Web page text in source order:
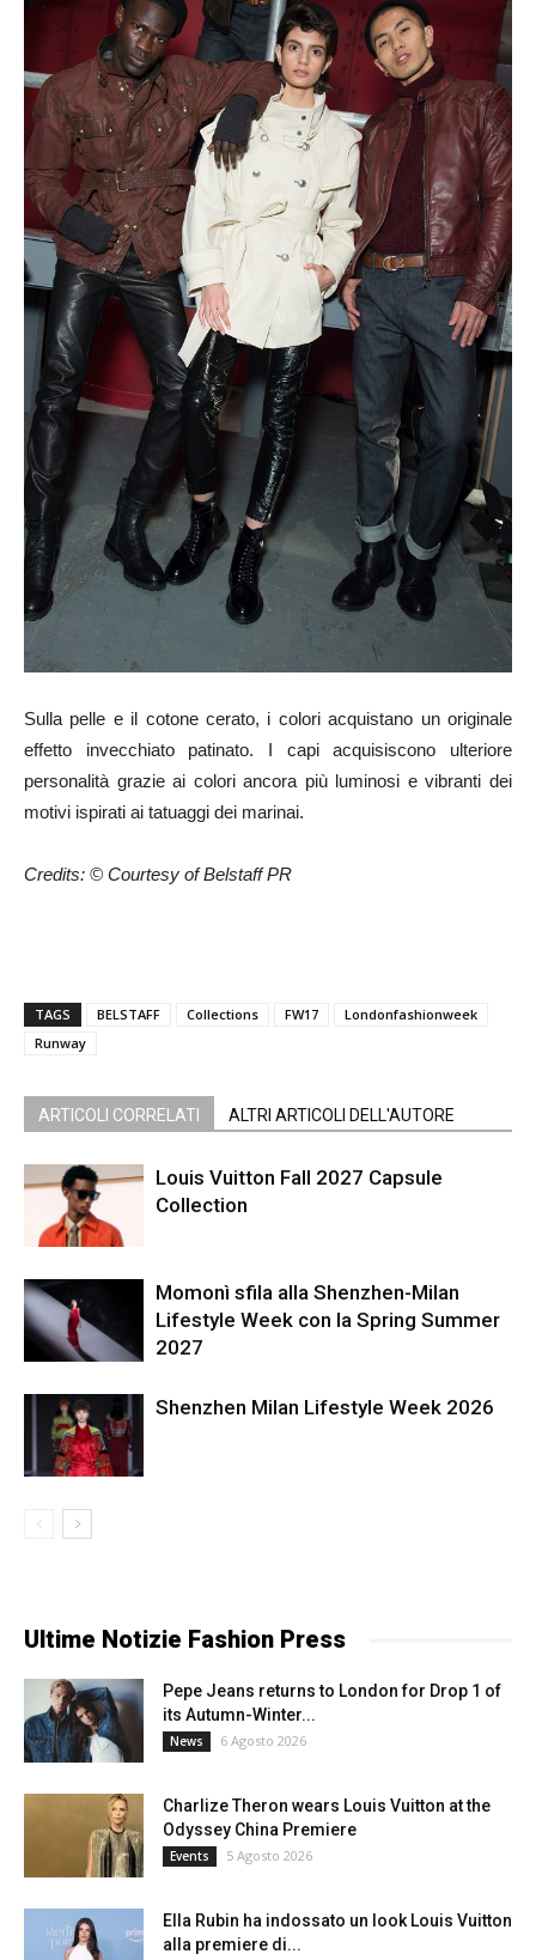
Sulla pelle e il cotone cerato, i colori acquistano un originale
effetto invecchiato patinato. I capi acquisiscono ulteriore
personalità grazie ai colori ancora più luminosi e vibranti dei
motivi ispirati ai tatuaggi dei marinai.
Credits: © Courtesy of Belstaff PR
TAGS BELSTAFF Collections FW17
Londonfashionweek
Runway
ARTICOLI CORRELATI ALTRI ARTICOLI DELL'AUTORE
Louis Vuitton Fall 2027 Capsule
Collection
Momonì sfila alla Shenzhen-Milan
Lifestyle Week con la Spring Summer
2027
Shenzhen Milan Lifestyle Week 2026
Ultime Notizie Fashion Press
Pepe Jeans returns to London for Drop 1 of
its Autumn-Winter...
News 6 Agosto 2026
Charlize Theron wears Louis Vuitton at the
Odyssey China Premiere
Events 5 Agosto 2026
Ella Rubin ha indossato un look Louis Vuitton
alla premiere di...